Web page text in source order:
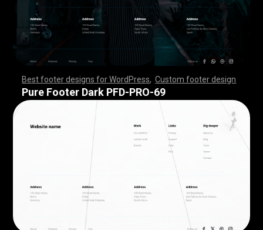
Best footer designs for WordPress ,Custom footer design
,,,,,,,,,,,,,,,,,,,,,,,,,,,,,,,,,,,,, ,,,,,,,,,,,,,,,,,,,,,,,,
,,,,,,,,,,,,,,,,,,,,,,,,,,,,,,,,,,,,, ,,,,,,,,,,,,,,,,,,,,,,,,
,,,,,,,,
Pure Footer Dark PFD-PRO-69